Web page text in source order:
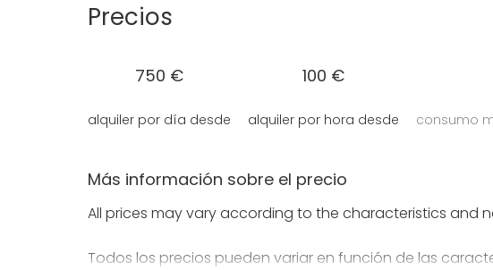
Precios
750 €
alquiler por día desde
100 €
alquiler por hora desde consumo
Más información sobre el precio
All prices may vary according to the characteristics and
Todos los precios pueden variar en función de las